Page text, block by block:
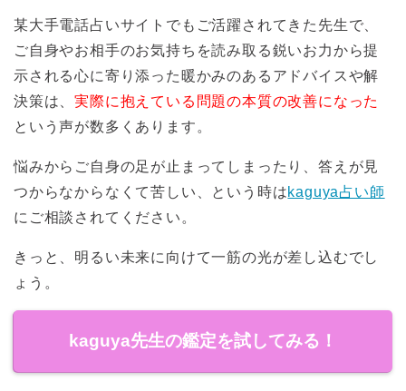
某大手電話占いサイトでもご活躍されてきた先生で、
ご自身やお相手のお気持ちを読み取る鋭いお力から提
示される心に寄り添った暖かみのあるアドバイスや解
決策は、実際に抱えている問題の本質の改善になった
という声が数多くあります。
悩みからご自身の足が止まってしまったり、答えが見
つからなからなくて苦しい、という時はkaguya占い師
にご相談されてください。
きっと、明るい未来に向けて一筋の光が差し込むでし
ょう。
kaguya先生の鑑定を試してみる！